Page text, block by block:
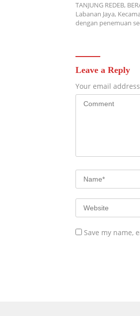
TANJUNG REDEB,
Labanan Jaya,
dengan penemuan
Leave a Reply
Your email
Save my name,